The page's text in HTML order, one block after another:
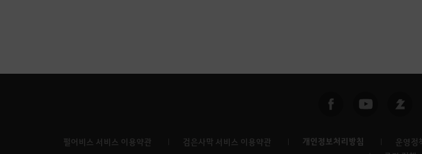
펄어비스 서비스 이용약관 검은사막 서비스 이용약관 개인정보처리방침 운영정